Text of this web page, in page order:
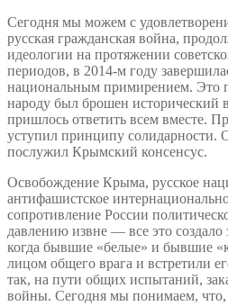
Сегодня мы можем с
русская гражданская война,
идеологии на протяжении
периодов, в 2014-м году
национальным примирением. Это
народу был брошен исторический
пришлось ответить всем вместе.
уступил принципу солидарности.
послужил Крымский консенсус.
Освобождение Крыма, русское
антифашистское
сопротивление России
давлению извне — все это
когда бывшие «белые» и бывшие
лицом общего врага и встретили
так, на пути общих испытаний,
войны. Сегодня мы понимаем,